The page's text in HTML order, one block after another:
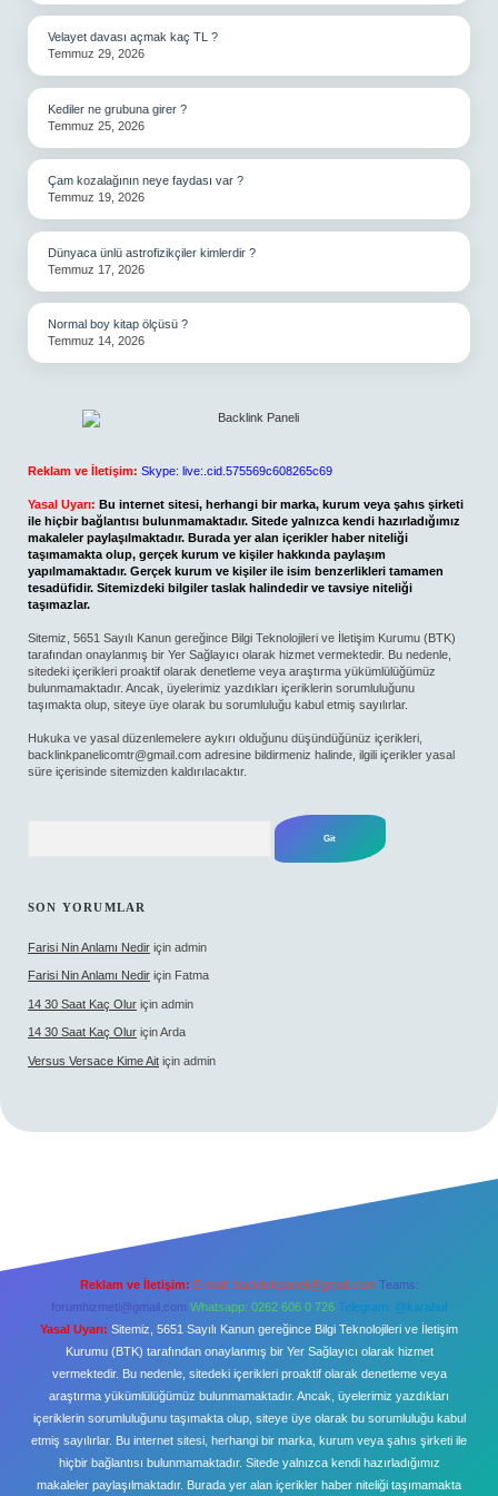
Velayet davası açmak kaç TL ?
Temmuz 29, 2026
Kediler ne grubuna girer ?
Temmuz 25, 2026
Çam kozalağının neye faydası var ?
Temmuz 19, 2026
Dünyaca ünlü astrofizikçiler kimlerdir ?
Temmuz 17, 2026
Normal boy kitap ölçüsü ?
Temmuz 14, 2026
Reklam ve İletişim: Skype: live:.cid.575569c608265c69
Yasal Uyarı: Bu internet sitesi, herhangi bir marka, kurum veya şahıs şirketi
ile hiçbir bağlantısı bulunmamaktadır. Sitede yalnızca kendi hazırladığımız
makaleler paylaşılmaktadır. Burada yer alan içerikler haber niteliği
taşımamakta olup, gerçek kurum ve kişiler hakkında paylaşım
yapılmamaktadır. Gerçek kurum ve kişiler ile isim benzerlikleri tamamen
tesadüfidir. Sitemizdeki bilgiler taslak halindedir ve tavsiye niteliği
taşımazlar.
Sitemiz, 5651 Sayılı Kanun gereğince Bilgi Teknolojileri ve İletişim Kurumu (BTK)
tarafından onaylanmış bir Yer Sağlayıcı olarak hizmet vermektedir. Bu nedenle,
sitedeki içerikleri proaktif olarak denetleme veya araştırma yükümlülüğümüz
bulunmamaktadır. Ancak, üyelerimiz yazdıkları içeriklerin sorumluluğunu
taşımakta olup, siteye üye olarak bu sorumluluğu kabul etmiş sayılırlar.
Hukuka ve yasal düzenlemelere aykırı olduğunu düşündüğünüz içerikleri,
backlinkpanelicomtr@gmail.com adresine bildirmeniz halinde, ilgili içerikler yasal
süre içerisinde sitemizden kaldırılacaktır.
SON YORUMLAR
Farisi Nin Anlamı Nedir için admin
Farisi Nin Anlamı Nedir için Fatma
14 30 Saat Kaç Olur için admin
14 30 Saat Kaç Olur içinArda
Versus Versace Kime Ait için admin
Reklam ve İletişim: E-mail: backlinkpaneli@gmail.com Teams:
forumhizmeti@gmail.com Whatsapp: 0262 606 0 726 Telegram: @karabul
Yasal Uyarı: Sitemiz, 5651 Sayılı Kanun gereğince Bilgi Teknolojileri ve İletişim
Kurumu (BTK) tarafından onaylanmış bir Yer Sağlayıcı olarak hizmet
vermektedir. Bu nedenle, sitedeki içerikleri proaktif olarak denetleme veya
araştırma yükümlülüğümüz bulunmamaktadır. Ancak, üyelerimiz yazdıkları
içeriklerin sorumluluğunu taşımakta olup, siteye üye olarak bu sorumluluğu kabul
etmiş sayılırlar. Bu internet sitesi, herhangi bir marka, kurum veya şahıs şirketi ile
hiçbir bağlantısı bulunmamaktadır. Sitede yalnızca kendi hazırladığımız
makaleler paylaşılmaktadır. Burada yer alan içerikler haber niteliği taşımamakta